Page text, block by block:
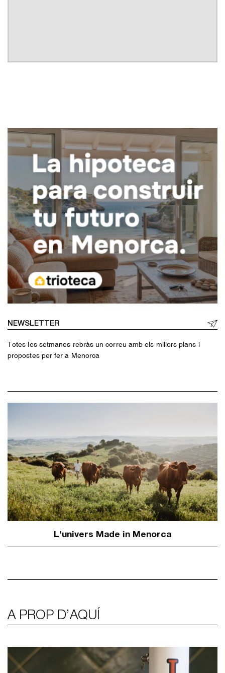
NEWSLETTER
Totes les setmanes rebràs un correu amb els millors plans i
propostes per fer a Menorca
L'univers Made in Menorca
A PROP D’AQUÍ